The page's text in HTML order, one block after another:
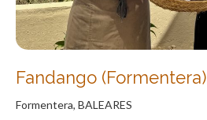
Fandango (Formentera)
Formentera, BALEARES